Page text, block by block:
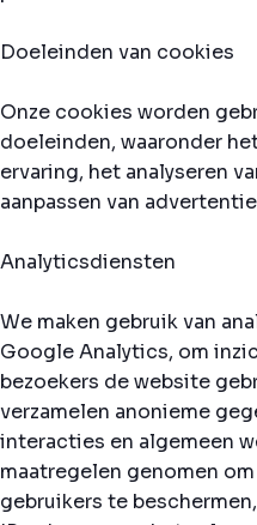
Doeleinden van cookies
Onze cookies worden
doeleinden, waaronder
ervaring, het analyseren
aanpassen van
Analyticsdiensten
We maken gebruik van
Google Analytics, om
bezoekers de website
verzamelen anonieme
interacties en algemeen
maatregelen genomen
gebruikers te